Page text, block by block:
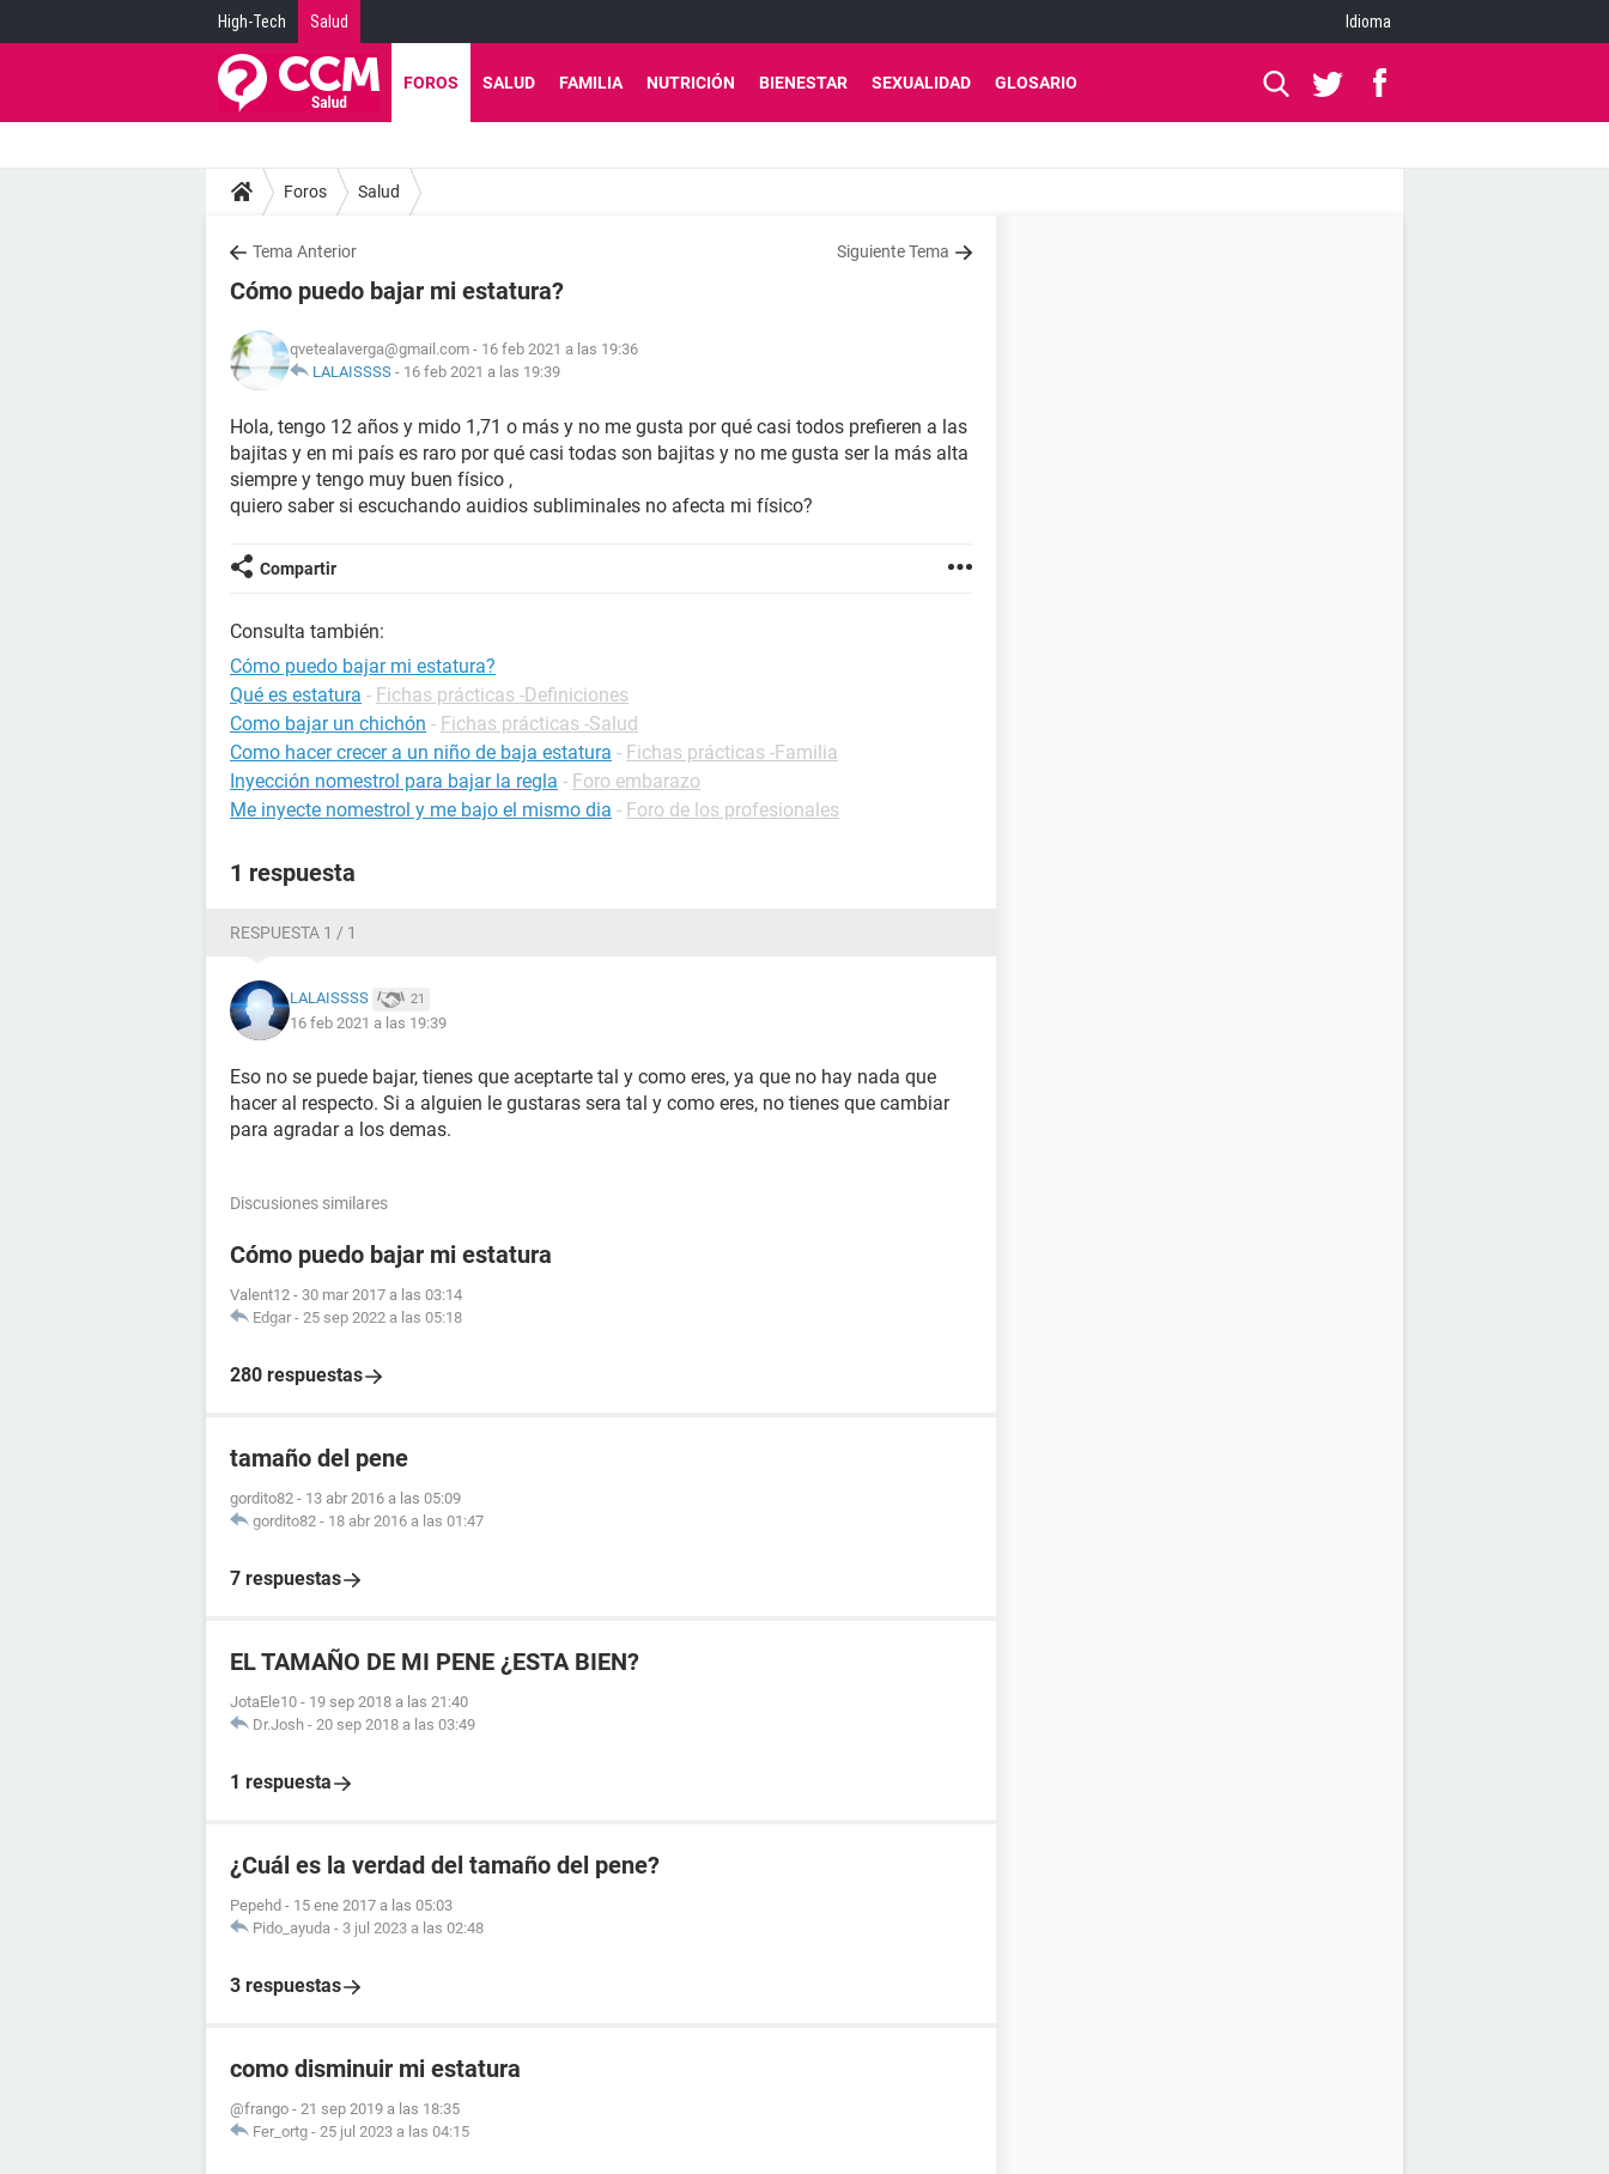
High-Tech Salud Idioma
FOROS SALUD FAMILIA NUTRICIÓN BIENESTAR SEXUALIDAD GLOSARIO
Foros Salud
Tema Anterior Siguiente Tema
Cómo puedo bajar mi estatura?
qvetealaverga@gmail.com - 16 feb 2021 a las 19:36
LALAISSSS - 16 feb 2021 a las 19:39
Hola, tengo 12 años y mido 1,71 o más y no me gusta por qué casi todos prefieren a las
bajitas y en mi país es raro por qué casi todas son bajitas y no me gusta ser la más alta
siempre y tengo muy buen físico ,
quiero saber si escuchando auidios subliminales no afecta mi físico?
Compartir
Consulta también:
Cómo puedo bajar mi estatura?
Qué es estatura - Fichas prácticas -Definiciones
Como bajar un chichón - Fichas prácticas -Salud
Como hacer crecer a un niño de baja estatura - Fichas prácticas -Familia
Inyección nomestrol para bajar la regla - Foro embarazo
Me inyecte nomestrol y me bajo el mismo dia - Foro de los profesionales
1 respuesta
RESPUESTA 1 / 1
LALAISSSS 21
16 feb 2021 a las 19:39
Eso no se puede bajar, tienes que aceptarte tal y como eres, ya que no hay nada que
hacer al respecto. Si a alguien le gustaras sera tal y como eres, no tienes que cambiar
para agradar a los demas.
Discusiones similares
Cómo puedo bajar mi estatura
Valent12 - 30 mar 2017 a las 03:14
Edgar - 25 sep 2022 a las 05:18
280 respuestas
tamaño del pene
gordito82 - 13 abr 2016 a las 05:09
gordito82 - 18 abr 2016 a las 01:47
7 respuestas
EL TAMAÑO DE MI PENE ¿ESTA BIEN?
JotaEle10 - 19 sep 2018 a las 21:40
Dr.Josh - 20 sep 2018 a las 03:49
1 respuesta
¿Cuál es la verdad del tamaño del pene?
Pepehd - 15 ene 2017 a las 05:03
Pido_ayuda - 3 jul 2023 a las 02:48
3 respuestas
como disminuir mi estatura
@frango - 21 sep 2019 a las 18:35
Fer_ortg - 25 jul 2023 a las 04:15